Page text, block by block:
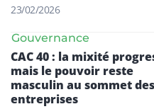
23/02/2026
Gouvernance
CAC 40 : la mixité
mais le pouvoir reste
masculin au sommet des
entreprises